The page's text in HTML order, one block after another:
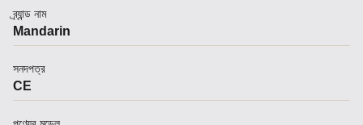
ব্র্যান্ড নাম
Mandarin
সনদপত্র
CE